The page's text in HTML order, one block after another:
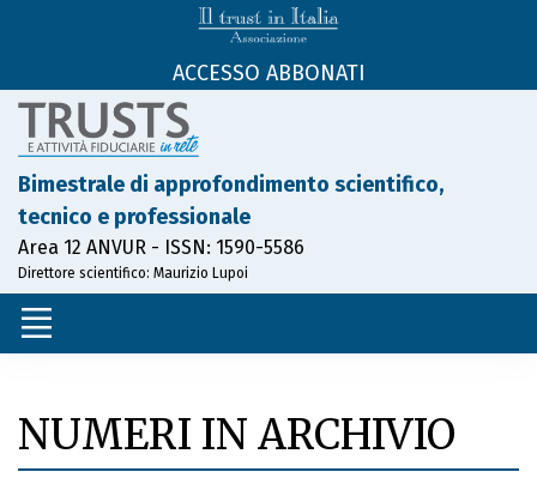
ACCESSO ABBONATI
Bimestrale di approfondimento scientifico,
tecnico e professionale
Area 12 ANVUR - ISSN: 1590-5586
Direttore scientifico: Maurizio Lupoi
NUMERI IN ARCHIVIO